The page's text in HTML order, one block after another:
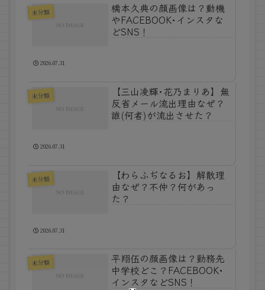
未分類
橋本久典の顔画像は？動機
やFACEBOOK･インスタな
どSNS！
2026.07.31
未分類
【三山凌輝･花乃まりあ】無
反省メール流出理由なぜ？
誰(何者)が流出させた？
2026.07.31
未分類
【わらふぢなるお】解散理
由なぜ？不仲？何があっ
た？
2026.07.31
未分類
平翔伍の顔画像は？勤務先
中学校どこ？FACEBOOK･
インスタなどSNS！